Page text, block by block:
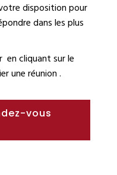
disposition pour
dans les plus
en cliquant sur le
uneréunion.
vous